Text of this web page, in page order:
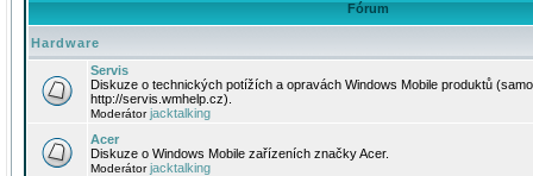
Fórum
Hardware
Servis
Diskuze o technických potížích a opravách Windows Mobile produktů
http://servis.wmhelp.cz).
Moderátorjacktalking
Acer
Diskuze o Windows Mobile zařízeních značky Acer.
Moderátorjacktalking